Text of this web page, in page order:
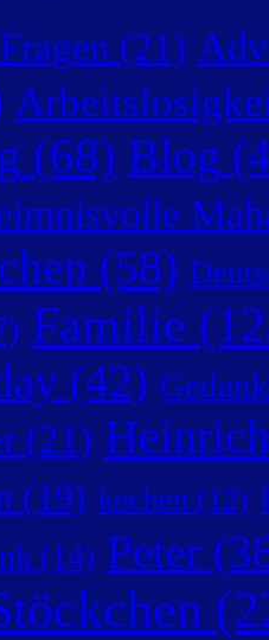
(21)
(68) Blog
(58)
Familie
(42)
(21)
(19) kochen (12)
(14) Peter